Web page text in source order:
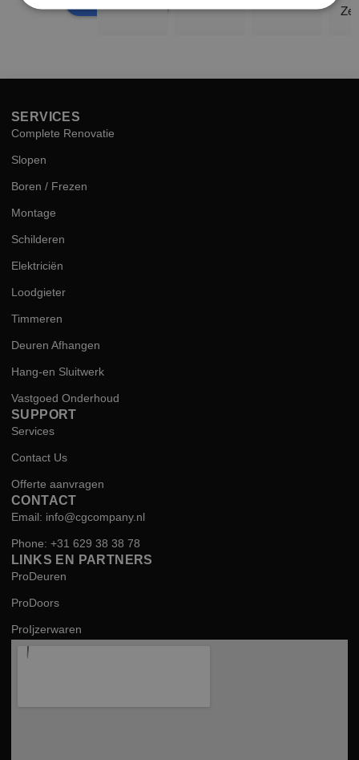
SERVICES
Complete Renovatie
Slopen
Boren / Frezen
Montage
Schilderen
Elektriciën
Loodgieter
Timmeren
Deuren Afhangen
Hang-en Sluitwerk
Vastgoed Onderhoud
SUPPORT
Services
Contact Us
Offerte aanvragen
CONTACT
Email: info@cgcompany.nl
Phone: +31 629 38 38 78
LINKS EN PARTNERS
ProDeuren
ProDoors
ProIjzerwaren